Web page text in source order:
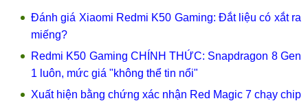
Đánh giá Xiaomi Redmi K50 Gaming: Đắt liệu có xắt ra
miếng?
Redmi K50 Gaming CHÍNH THỨC: Snapdragon 8 Gen
1 luôn, mức giá "không thể tin nổi"
Xuất hiện bằng chứng xác nhận Red Magic 7 chạy chip